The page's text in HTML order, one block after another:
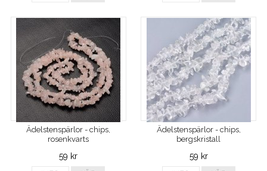
Ädelstenspärlor - chips,
rosenkvarts
59 kr
Ädelstenspärlor - chips,
bergskristall
59 kr